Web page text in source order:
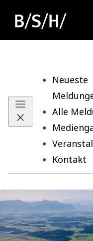
Neueste
Alle
Kontakt